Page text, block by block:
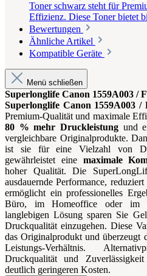
Toner schwarz steht für
Effizienz. Diese Toner bietet
Bewertungen
Ähnliche Artikel
Kompatible Geräte
Menü schließen
Superlonglife Canon 1559A003 /
Superlonglife Canon 1559A003 /
Premium-Qualität und maximale
80 % mehr Druckleistungund
vergleichbare Originalprodukte.
ist sie für eine Vielzahl von
gewährleistet eine maximale
hoher Qualität. Die
ausdauernde Performance,
ermöglicht ein professionelles
Büro, im Homeoffice oder im
langlebigen Lösung sparen Sie
Druckqualität einzugehen. Diese
das Originalprodukt und überzeugt
Leistungs-Verhältnis.
Druckqualität und
deutlich geringeren Kosten.